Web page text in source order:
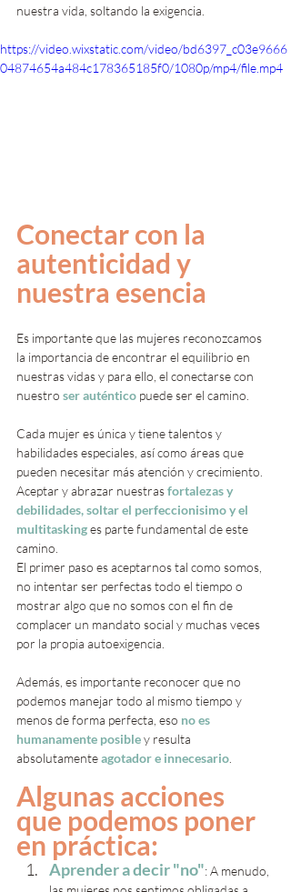
nuestra vida, soltando la exigencia.
https://video.wixstatic.com/video/bd6397_c03e9666
04874654a484c178365185f0/1080p/mp4/file.mp4
Conectar con la
autenticidad y
nuestra esencia
Es importante que las mujeres reconozcamos
la importancia de encontrar el equilibrio en
nuestras vidas y para ello, el conectarse con
nuestro ser auténtico puede ser el camino.
Cada mujer es única y tiene talentos y
habilidades especiales, así como áreas que
pueden necesitar más atención y crecimiento.
Aceptar y abrazar nuestras fortalezas y
debilidades, soltar el perfeccionisimo y el
multitasking es parte fundamental de este
camino.
El primer paso es aceptarnos tal como somos,
no intentar ser perfectas todo el tiempo o
mostrar algo que no somos con el fin de
complacer un mandato social y muchas veces
por la propia autoexigencia.
Además, es importante reconocer que no
podemos manejar todo al mismo tiempo y
menos de forma perfecta, eso no es
humanamente posible y resulta
absolutamente agotador e innecesario
Algunas acciones
que podemos poner
en práctica:
Aprender a decir "no": A menudo,